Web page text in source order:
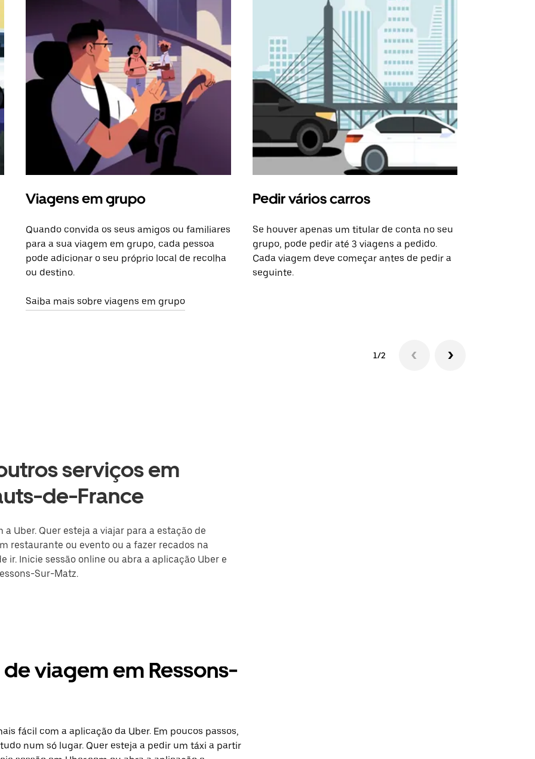
Viagens em grupo
Quando convida os seus amigos ou familiares
para a sua viagem em grupo, cada pessoa
pode adicionar o seu próprio local de recolha
ou destino.
Saiba mais sobre viagens em grupo
Pedir vários carros
Se houver apenas um titular de conta no seu
grupo, pode pedir até 3 viagens a pedido.
Cada viagem deve começar antes de pedir a
seguinte.
1/2
serviços em
de-France
Uber. Quer esteja a viajar para a estação de
restaurante ou evento ou a fazer recados na
ir. Inicie sessão online ou abra a aplicação Uber e
Sur-Matz.
viagem em Ressons-
fácil com a aplicação da Uber. Em poucos passos,
num só lugar. Quer esteja a pedir um táxi a partir